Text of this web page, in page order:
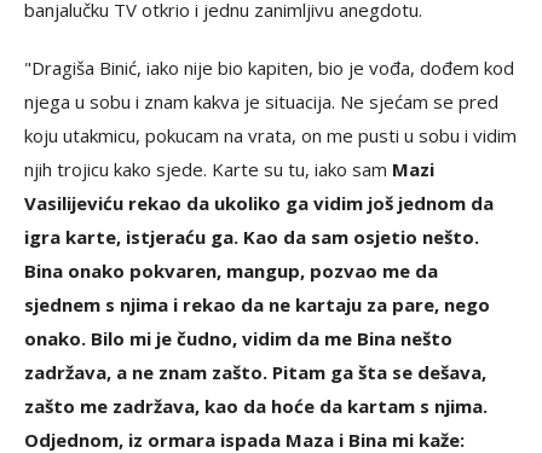
banjalučku TV otkrio i jednu zanimljivu anegdotu.
"Dragiša Binić, iako nije bio kapiten, bio je vođa, dođem kod
njega u sobu i znam kakva je situacija. Ne sjećam se pred
koju utakmicu, pokucam na vrata, on me pusti u sobu i vidim
njih trojicu kako sjede. Karte su tu, iako sam Mazi
Vasilijeviću rekao da ukoliko ga vidim još jednom da
igra karte, istjeraću ga. Kao da sam osjetio nešto.
Bina onako pokvaren, mangup, pozvao me da
sjednem s njima i rekao da ne kartaju za pare, nego
onako. Bilo mi je čudno, vidim da me Bina nešto
zadržava, a ne znam zašto. Pitam ga šta se dešava,
zašto me zadržava, kao da hoće da kartam s njima.
Odjednom, iz ormara ispada Maza i Bina mi kaže: